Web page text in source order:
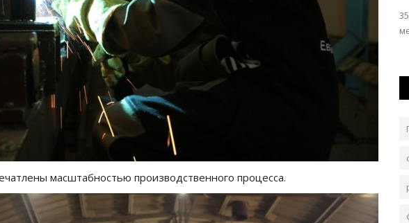
масштабностью производственного процесса.
– обелиску Славы в этом
Авг 6, 2026
В регионе продолжается предвыборная кампания.